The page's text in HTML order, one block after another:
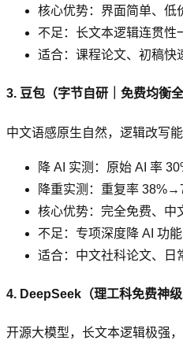
核心优势：界面简单、低
不足：长文本逻辑连贯性
适合：课程论文、初稿快
3. 豆包（字节自研｜免费均衡全
中文语感原生自然，逻辑改写
降 AI 实测：原始 AI 率
降重实测：重复率
核心优势：完全免费、中
不足：专项深度降 AI 功
适合：中文社科论文、日
4. DeepSeek（理工科免费神级
开源大模型，长文本逻辑极强